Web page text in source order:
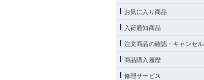
お気に入り商品
入荷通知商品
注文商品の確認・キャンセル
商品購入履歴
修理サービス